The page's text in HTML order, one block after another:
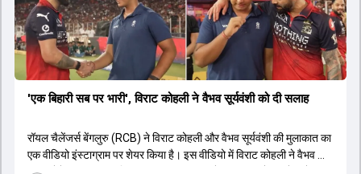
'एक बिहारी सब पर भारी', विराट कोहली ने वैभव सूर्यवंशी को दी सलाह
रॉयल चैलेंजर्स बेंगलुरु (RCB) ने विराट कोहली और वैभव सूर्यवंशी की मुलाकात का
एक वीडियो इंस्टाग्राम पर शेयर किया है। इस वीडियो में विराट कोहली ने वैभव को
सलाह देते हुए कहा, 'एक बिहारी सब पर भारी। बस गेम खत्म।' कोहली ने उन्हें खुद